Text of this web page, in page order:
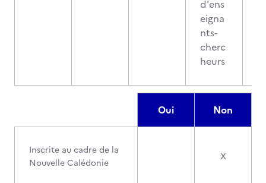
d'ens
eigna
nts-
cherc
heurs
Oui Non
Inscrite au cadre de la
Nouvelle Calédonie
X